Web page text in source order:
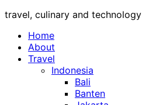
travel, culinary and technology
Home
About
Travel
Indonesia
Bali
Banten